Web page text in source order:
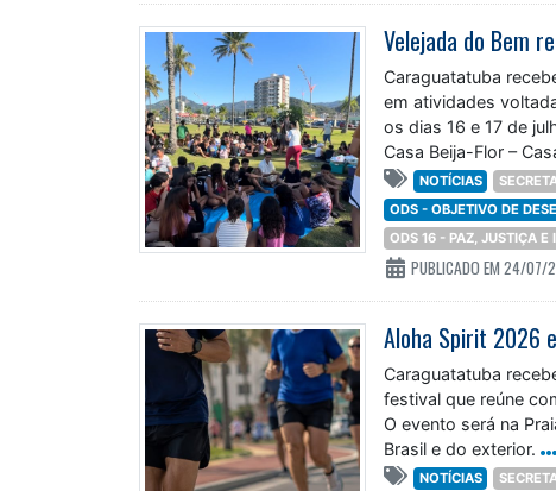
Caraguatatuba
em atividades
os dias 16 e 17 de
Casa Beija-Flor –
NOTÍCIAS
ODS - OBJETIVO DE
ODS 16 - PAZ, JUSTIÇA E
PUBLICADO EM 24/07/
Caraguatatuba
festival que reúne
O evento será na
Brasil e do exterior.
NOTÍCIAS